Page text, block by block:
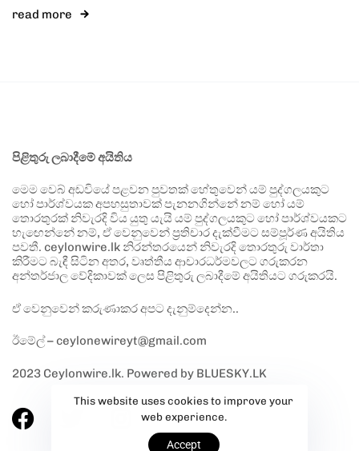
read more
පිළිතුරු ලබාදීමේ අයිතිය
මෙම වෙබ් අඩවියේ පළවන පුවතක් හේතුවෙන් යම් පුද්ගලයකුට
හෝ පාර්ශ්වයක අපහසුතාවක් පැනනගින්නේ නම් හෝ යම්
තොරතුරක් නිවැරදි විය යුතු යැයි යම් පුද්ගලයකුට හෝ පාර්ශ්වයකට
හැඟෙන්නේ නම්, ඒ වෙනුවෙන් ප්‍රතිචාර දැක්වීමට සම්පූර්ණ අයිතිය
පවතී. ceylonwire.lk නිරන්තරයෙන් නිවැරදි තොරතුරු වාර්තා
කිරීමට බැඳී සිටින අතර, වෘත්තීය ආචාරධර්මවලට ගරුකරන
අන්තර්ජාල වේදිකාවක් ලෙස පිළිතුරු ලබාදීමේ අයිතියට ගරුකරයි.
ඒ වෙනුවෙන් කරුණාකර අපට දැනුම්දෙන්න..
ඊමේල් – ceylonewireyt@gmail.com
2023 Ceylonwire.lk. Powered by BLUESKY.LK
This website uses cookies to improve your
web experience.
Accept